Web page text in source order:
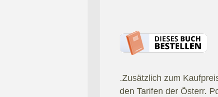
.Zusätzlich zum
den Tarifen der Österr.